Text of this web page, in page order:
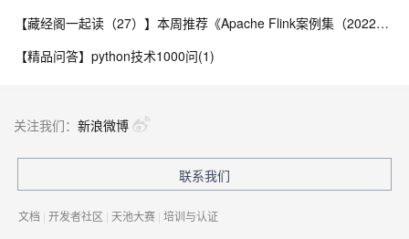
【藏经阁一起读（27）】本周推荐《Apache Flink案例集（2022版）》，你有哪些心得？
【精品问答】python技术1000问(1)
关注我们： 新浪微博
联系我们
文档 | 开发者社区 | 天池大赛 | 培训与认证